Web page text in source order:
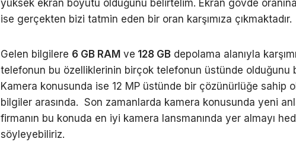
yüksek ekran boyutu olduğunu belirtelim. Ekran gövde oranına
ise gerçekten bizi tatmin eden bir oran karşımıza çıkmaktadır.
Gelen bilgilere 6 GB RAM ve 128 GB depolama alanıyla
telefonun bu özelliklerinin birçok telefonun üstünde olduğunu
Kamera konusunda ise 12 MP üstünde bir çözünürlüğe sahip
bilgiler arasında. Son zamanlarda kamera konusunda yeni
firmanın bu konuda en iyi kamera lansmanında yer almayı
söyleyebiliriz.